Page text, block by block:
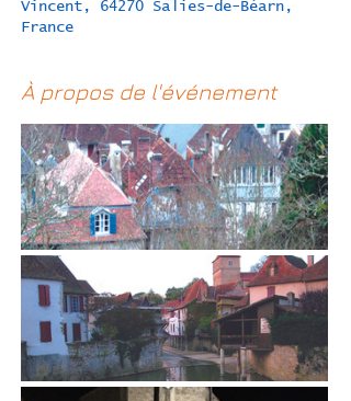
Vincent, 64270 Salies-de-Béarn,
France
À propos de l'événement